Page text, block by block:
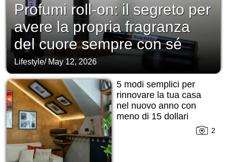
Profumi roll-on: il segreto per
avere la propria fragranza
del cuore sempre con sé
Lifestyle/ May 12, 2026
5 modi semplici per
rinnovare la tua casa
nel nuovo anno con
meno di 15 dollari
2